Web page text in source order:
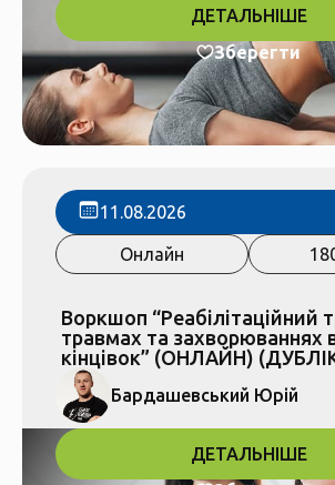
ДЕТАЛЬНІШЕ
Зберегти
11.08.2026
Онлайн
Воркшоп “Реабілітаційний
травмах та захворюваннях
кінцівок” (ОНЛАЙН)
Бардашевський Юрій
ДЕТАЛЬНІШЕ